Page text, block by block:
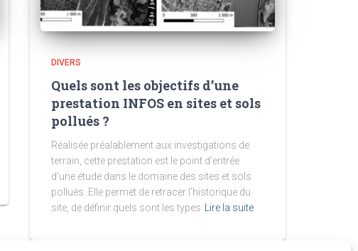
DIVERS
Quels sont les objectifs d’une
prestation INFOS en sites et sols
pollués ?
Réalisée préalablement aux investigations de
terrain, cette prestation est le point d’entrée
d’une étude dans le domaine des sites et sols
pollués. Elle permet de retracer l’historique du
site, de définir quels sont les types
Lire la suite